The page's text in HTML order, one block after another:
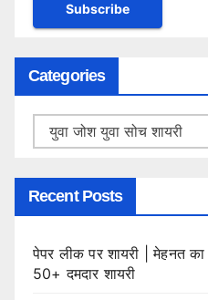
Categories
Categories
Recent Posts
पेपर लीक पर शायरी | मेहनत
50+ दमदार शायरी